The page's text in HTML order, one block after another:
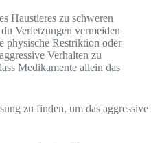
Haustieres zu schweren
Verletzungen vermeiden
physische Restriktion oder
Verhalten zu
Medikamente allein das
zu finden, um das aggressive